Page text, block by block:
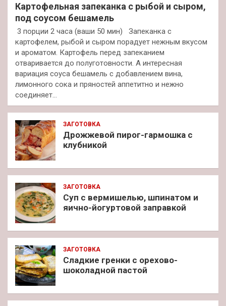
Картофельная запеканка с рыбой и сыром,
под соусом бешамель
3 порции 2 часа (ваши 50 мин) Запеканка с
картофелем, рыбой и сыром порадует нежным вкусом
и ароматом. Картофель перед запеканием
отваривается до полуготовности. А интересная
вариация соуса бешамель с добавлением вина,
лимонного сока и пряностей аппетитно и нежно
соединяет…
ЗАГОТОВКА
Дрожжевой пирог-гармошка с
клубникой
ЗАГОТОВКА
Суп с вермишелью, шпинатом и
яично-йогуртовой заправкой
ЗАГОТОВКА
Сладкие гренки с орехово-
шоколадной пастой